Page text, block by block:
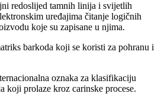
redoslijed tamnih linija i svijetlih
uređajima čitanje logičnih
koje su zapisane u njima.
barkoda koji se koristi za pohranu i
oznaka za klasifikaciju
koji prolaze kroz carinske procese.